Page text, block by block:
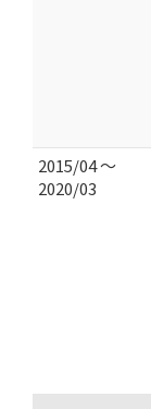
2015/04 ～
2020/03